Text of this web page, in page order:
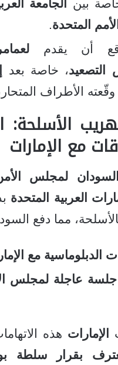
بين
الجامعة
المتحدة.
أن يقدم
، خاصة بعد
وقّعته الأطراف
الأسلحة:
مع الإمارات
لمجلس
العربية المتحدة
مما دفع
الدبلوماسية مع
عاجلة لمجلس
الإمارات هذه
بقرار سلطة